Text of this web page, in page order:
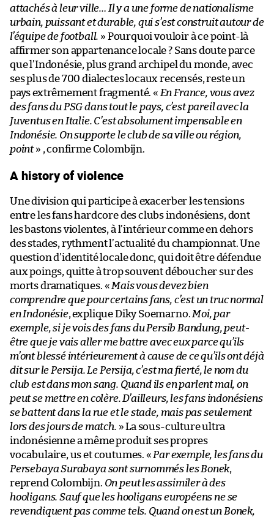
attachés à leur ville… Il y a une forme de nationalisme
urbain, puissant et durable, qui s’est construit autour de
l’équipe de football. » Pourquoi vouloir à ce point-là
affirmer son appartenance locale ? Sans doute parce
que l’Indonésie, plus grand archipel du monde, avec
ses plus de 700 dialectes locaux recensés, reste un
pays extrêmement fragmenté. « En France, vous avez
des fans du PSG dans tout le pays, c’est pareil avec la
Juventus en Italie. C’est absolument impensable en
Indonésie. On supporte le club de sa ville ou région,
point» , confirme Colombijn.
A history of violence
Une division qui participe à exacerber les tensions
entre les fans hardcore des clubs indonésiens, dont
les bastons violentes, à l’intérieur comme en dehors
des stades, rythment l’actualité du championnat. Une
question d’identité locale donc, qui doit être défendue
aux poings, quitte à trop souvent déboucher sur des
morts dramatiques. « Mais vous devez bien
comprendre que pour certains fans, c’est un truc normal
en Indonésie, explique Diky Soemarno. Moi, par
exemple, si je vois des fans du Persib Bandung, peut-
être que je vais aller me battre avec eux parce qu’ils
m’ont blessé intérieurement à cause de ce qu’ils ont déjà
dit sur le Persija. Le Persija, c’est ma fierté, le nom du
club est dans mon sang. Quand ils en parlent mal, on
peut se mettre en colère. D’ailleurs, les fans indonésiens
se battent dans la rue et le stade, mais pas seulement
lors des jours de match. » La sous-culture ultra
indonésienne a même produit ses propres
vocabulaire, us et coutumes. « Par exemple, les fans du
Persebaya Surabaya sont surnommés les Bonek,
reprend Colombijn. On peut les assimiler à des
hooligans. Sauf que les hooligans européens ne se
revendiquent pas comme tels. Quand on est un Bonek,